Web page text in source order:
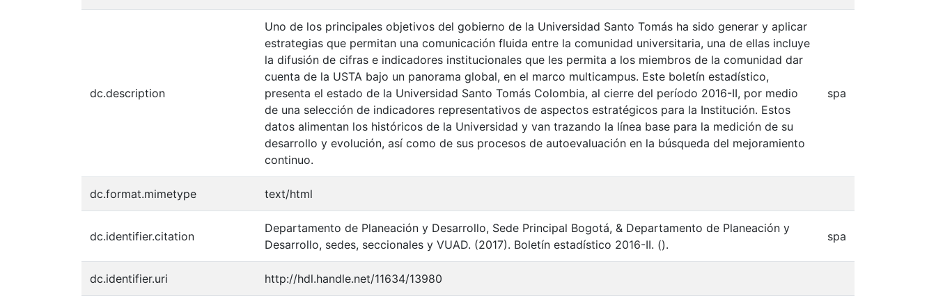
dc.description
Uno de los principales objetivos del gobierno de la Universidad Santo Tomás ha sido generar y aplicar
estrategias que permitan una comunicación fluida entre la comunidad universitaria, una de ellas incluye
la difusión de cifras e indicadores institucionales que les permita a los miembros de la comunidad dar
cuenta de la USTA bajo un panorama global, en el marco multicampus. Este boletín estadístico,
presenta el estado de la Universidad Santo Tomás Colombia, al cierre del período 2016-II, por medio
de una selección de indicadores representativos de aspectos estratégicos para la Institución. Estos
datos alimentan los históricos de la Universidad y van trazando la línea base para la medición de su
desarrollo y evolución, así como de sus procesos de autoevaluación en la búsqueda del mejoramiento
continuo.
spa
dc.format.mimetype text/html
dc.identifier.citation
Departamento de Planeación y Desarrollo, Sede Principal Bogotá, & Departamento de Planeación y
Desarrollo, sedes, seccionales y VUAD. (2017). Boletín estadístico 2016-II. ().
spa
dc.identifier.uri http://hdl.handle.net/11634/13980